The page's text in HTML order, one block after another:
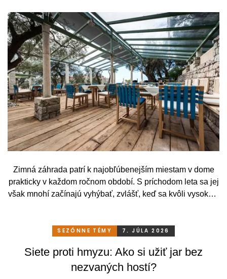
Zimná záhrada patrí k najobľúbenejším miestam v dome
prakticky v každom ročnom období. S príchodom leta sa jej
však mnohí začínajú vyhýbať, zvlášť, keď sa kvôli vysokým
stačí relatívne málo. So správnym, praktickým a šikovným
pohodlne a bez obmedzení po celý rok.
SEZÓNNE TÉMY 7. JÚLA 2026
Siete proti hmyzu: Ako si užiť jar bez
nezvaných hostí?